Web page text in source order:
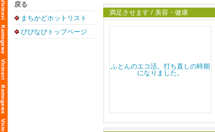
戻る
まちかどホットリスト
びびなびトップページ
満足させます / 美容・健康